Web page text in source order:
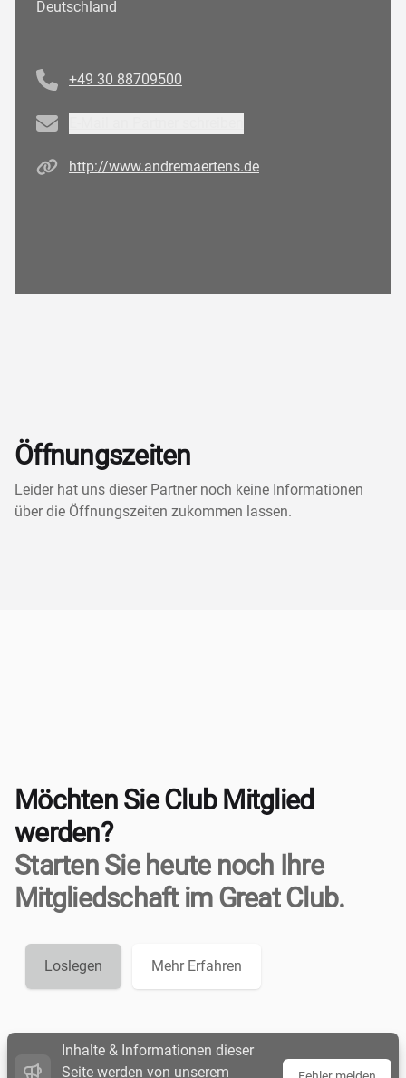
Deutschland
+49 30 88709500
Email
Homepagehttp://www.andremaertens.de
Öffnungszeiten
Leider hat uns dieser Partner noch keine Informationen
über die Öffnungszeiten zukommen lassen.
Möchten Sie Club Mitglied
werden?
Starten Sie heute noch Ihre
Mitgliedschaft im Great Club.
Loslegen Mehr Erfahren
Inhalte & Informationen dieser
Seite werden von unserem